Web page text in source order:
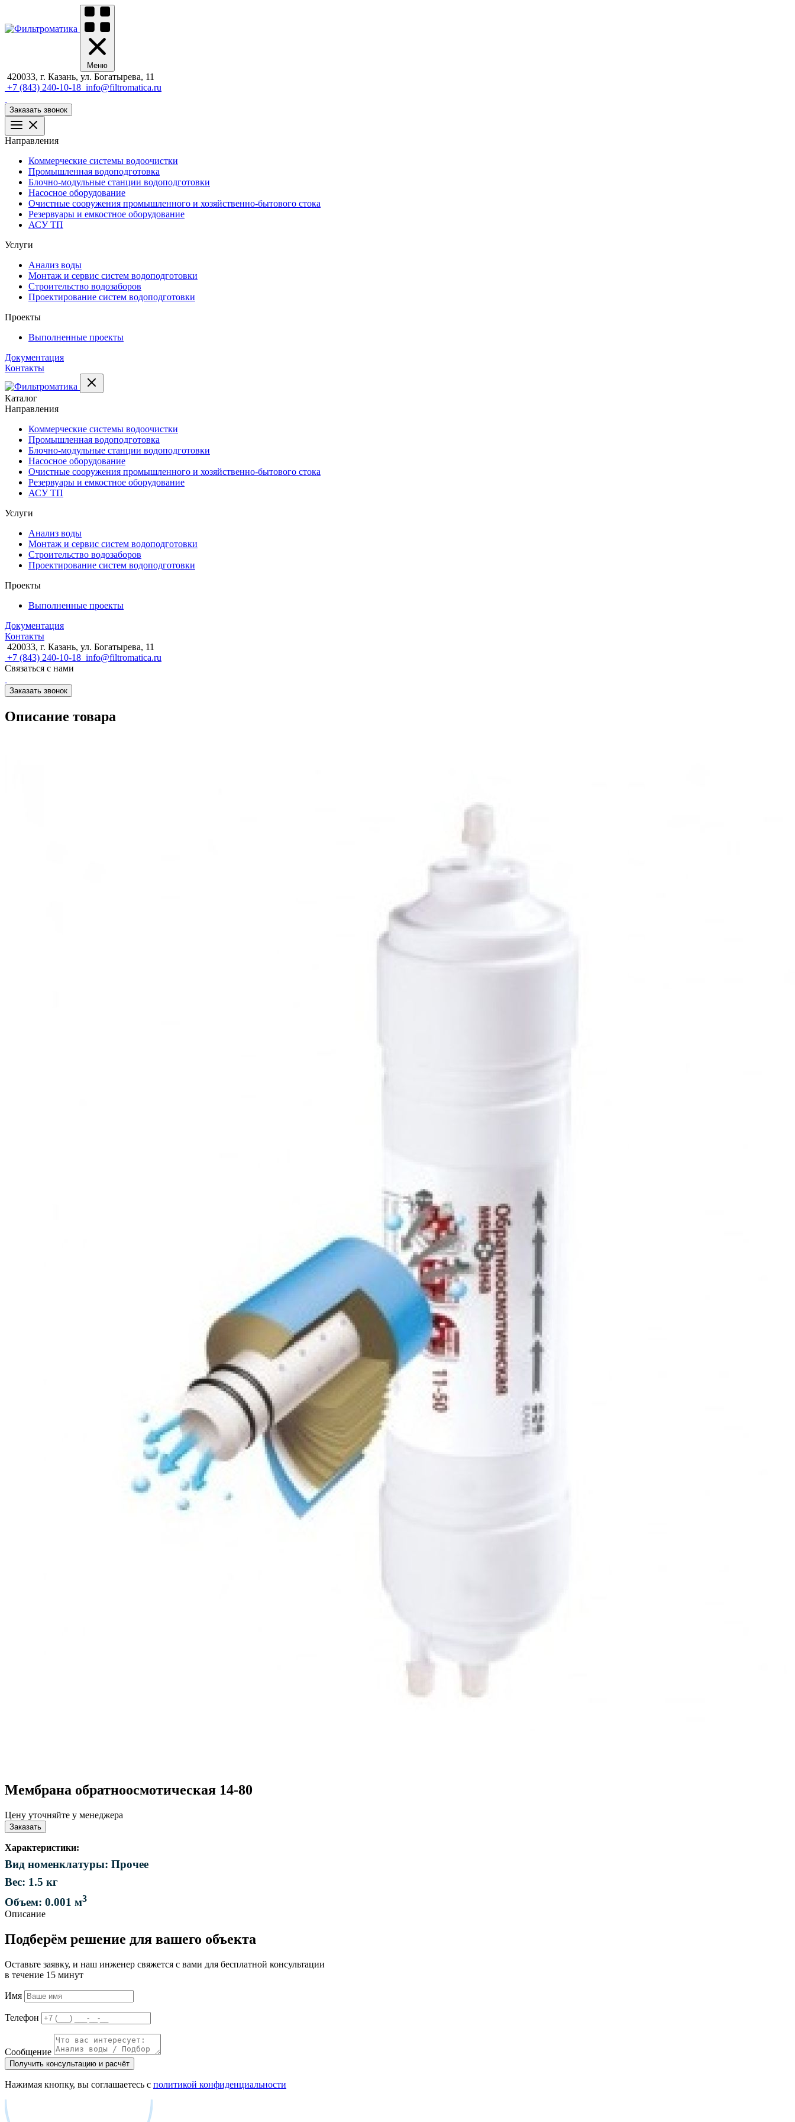
Меню
420033, г. Казань, ул. Богатырева, 11
+7 (843) 240-10-18 info@filtromatica.ru
Заказать звонок
Направления
Коммерческие системы водоочистки
Промышленная водоподготовка
Блочно-модульные станции водоподготовки
Насосное оборудование
Очистные сооружения промышленного и хозяйственно-бытового стока
Резервуары и емкостное оборудование
АСУ ТП
Услуги
Анализ воды
Монтаж и сервис систем водоподготовки
Строительство водозаборов
Проектирование систем водоподготовки
Проекты
Выполненные проекты
Документация
Контакты
Каталог
Направления
Коммерческие системы водоочистки
Промышленная водоподготовка
Блочно-модульные станции водоподготовки
Насосное оборудование
Очистные сооружения промышленного и хозяйственно-бытового стока
Резервуары и емкостное оборудование
АСУ ТП
Услуги
Анализ воды
Монтаж и сервис систем водоподготовки
Строительство водозаборов
Проектирование систем водоподготовки
Проекты
Выполненные проекты
Документация
Контакты
420033, г. Казань, ул. Богатырева, 11
+7 (843) 240-10-18 info@filtromatica.ru
Связаться с нами
Заказать звонок
Описание товара
Мембрана обратноосмотическая 14-80
Цену уточняйте у менеджера
Заказать
Характеристики:
Вид номенклатуры: Прочее
Вес: 1.5 кг
Объем: 0.001 м3
Описание
Подберём решение для вашего объекта
Оставьте заявку, и наш инженер свяжется с вами для бесплатной консультации
в течение 15 минут
Имя
Телефон
Сообщение
Получить консультацию и расчёт
Нажимая кнопку, вы соглашаетесь с политикой конфиденциальности